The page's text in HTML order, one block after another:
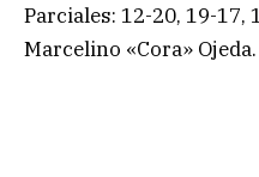
Parciales: 12-20, 19-17,
Marcelino «Cora» Ojeda.